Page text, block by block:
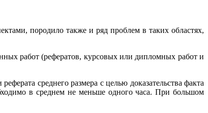
породило также и ряд проблем в таких областях,
работ (рефератов, курсовых или дипломных работ и
среднего размера с целью доказательства факта
в среднем не меньше одного часа. При большом